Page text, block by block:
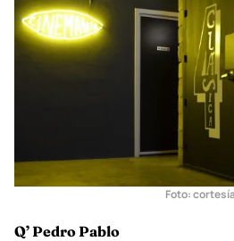
Foto: cortesía
Q’ Pedro Pablo